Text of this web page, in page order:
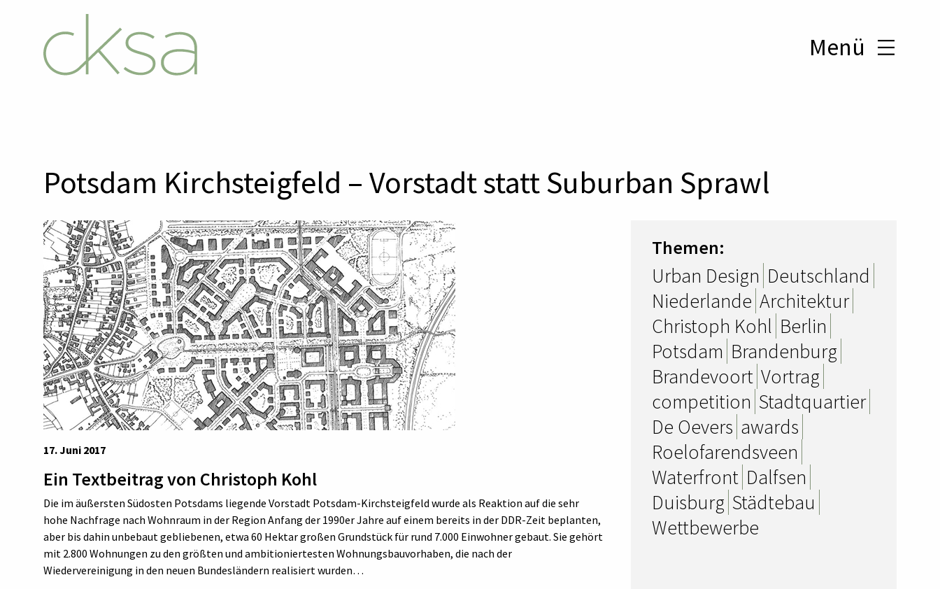
Menü
Potsdam Kirchsteigfeld – Vorstadt statt Suburban Sprawl
17. Juni 2017
Ein Textbeitrag von Christoph Kohl
Die im äußersten Südosten Potsdams liegende Vorstadt Potsdam-Kirchsteigfeld wurde als Reaktion auf die sehr
hohe Nachfrage nach Wohnraum in der Region Anfang der 1990er Jahre auf einem bereits in der DDR-Zeit beplanten,
aber bis dahin unbebaut gebliebenen, etwa 60 Hektar großen Grundstück für rund 7.000 Einwohner gebaut. Sie gehört
mit 2.800 Wohnungen zu den größten und ambitioniertesten Wohnungsbauvorhaben, die nach der
Wiedervereinigung in den neuen Bundesländern realisiert wurden…
Themen:
Urban Design Deutschland
Niederlande Architektur
Christoph Kohl Berlin
Potsdam Brandenburg
Brandevoort Vortrag
competition Stadtquartier
De Oevers awards
Roelofarendsveen
Waterfront Dalfsen
Duisburg Städtebau
Wettbewerbe